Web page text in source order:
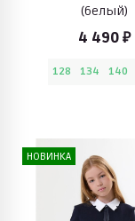
(белый)
4 490 ₽
128 134 140
НОВИНКА